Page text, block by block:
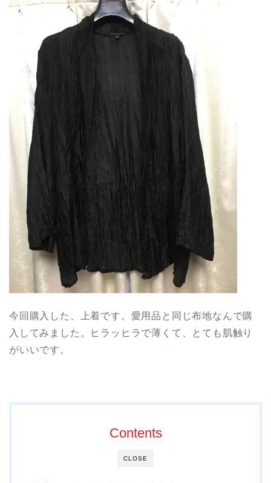
今回購入した、上着です。愛用品と同じ布地なんで購
入してみました。ヒラッヒラで薄くて、とても肌触り
がいいです。
CLOSE
Contents